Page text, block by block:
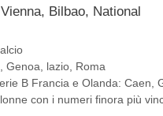
Bilbao, National
,Genoa lazio Roma
B Francia e Olanda: Caen,
con i numeri finora più